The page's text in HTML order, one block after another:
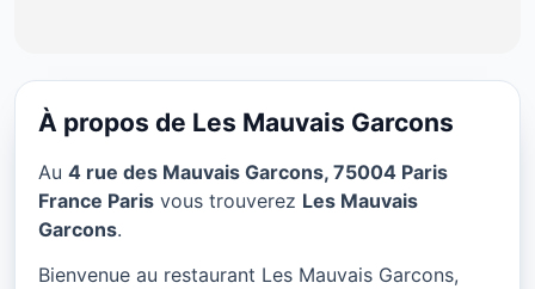
Les Mauvais Garcons à
Paris
★ 4/5
À propos de Les Mauvais Garcons
Au 4 rue des Mauvais Garcons, 75004 Paris
France Paris vous trouverez Les Mauvais
Garcons.
Bienvenue au restaurant Les Mauvais Garcons,